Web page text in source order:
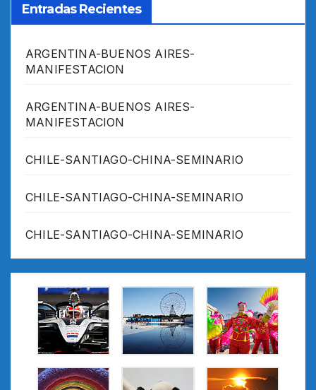
Entradas Recientes
ARGENTINA-BUENOS AIRES-
MANIFESTACION
ARGENTINA-BUENOS AIRES-
MANIFESTACION
CHILE-SANTIAGO-CHINA-SEMINARIO
CHILE-SANTIAGO-CHINA-SEMINARIO
CHILE-SANTIAGO-CHINA-SEMINARIO